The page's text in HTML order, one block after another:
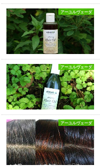
アーユルヴェーダ
アーユルヴェーダ
アーユルヴェーダ